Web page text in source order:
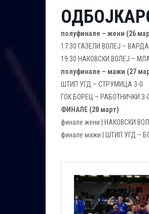
полуфинале – жени (26
17:30 ГАЗЕЛИ ВОЛЕЈ –
19:30 НАКОВСКИ ВОЛЕЈ –
полуфинале – мажи (27
ШТИП УГД – СТРУМИЦА 3-0
ГОК БОРЕЦ – РАБОТНИЧКИ 3-
ФИНАЛЕ (28 март)
финале жени | НАКОВСКИ
финале мажи | ШТИП УГД –